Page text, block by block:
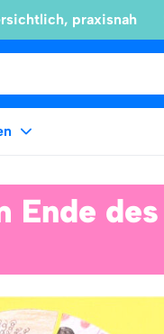
praxisnah
Ende des